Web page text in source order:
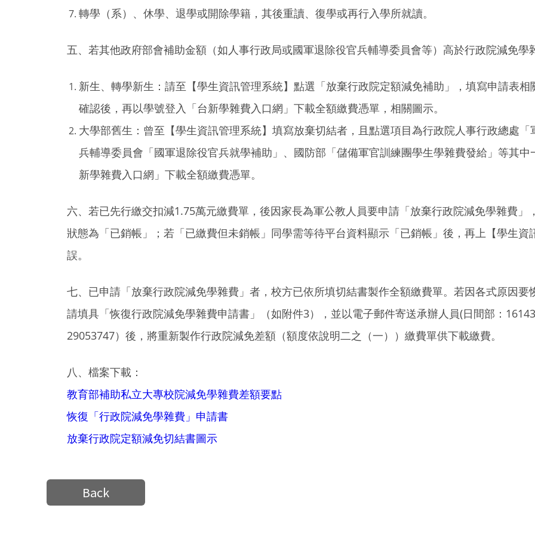
轉學（系）、休學、退學或開除學籍，其後重讀、復學或再行入學所就讀。
五、若其他政府部會補助金額（如人事行政局或國軍退除役官兵輔導委員會等）高於行政院減免
新生、轉學新生：請至【學生資訊管理系統】點選「放棄行政院定額減免補助」，填寫申請表
確認後，再以學號登入「台新學雜費入口網」下載全額繳費憑單，相關圖示。
大學部舊生：曾至【學生資訊管理系統】填寫放棄切結者，且點選項目為行政院人事行政總處
兵輔導委員會「國軍退除役官兵就學補助」、國防部「儲備軍官訓練團學生學雜費發給」等其
新學雜費入口網」下載全額繳費憑單。
六、若已先行繳交扣減1.75萬元繳費單，後因家長為軍公教人員要申請「放棄行政院減免學雜費
狀態為「已銷帳」；若「已繳費但未銷帳」同學需等待平台資料顯示「已銷帳」後，再上【學生
誤。
七、已申請「放棄行政院減免學雜費」者，校方已依所填切結書製作全額繳費單。若因各式原因
請填具「恢復行政院減免學雜費申請書」（如附件3），並以電子郵件寄送承辦人員(日間部：
29053747）後，將重新製作行政院減免差額（額度依說明二之（一））繳費單供下載繳費。
八、檔案下載：
教育部補助私立大專校院減免學雜費差額要點
恢復「行政院減免學雜費」申請書
放棄行政院定額減免切結書圖示
Back